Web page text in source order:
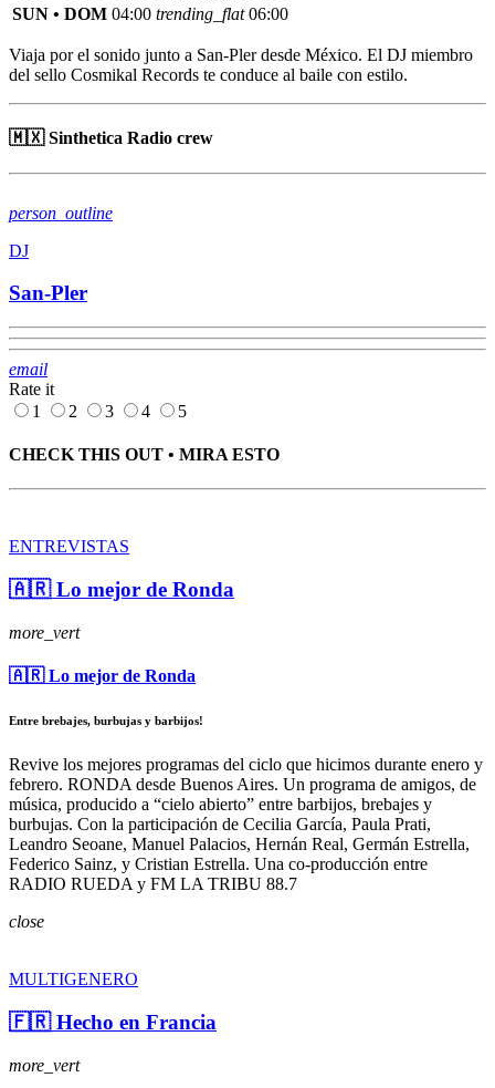
SUN • DOM 04:00 trending_flat 06:00
Viaja por el sonido junto a San-Pler desde México. El DJ miembro
del sello Cosmikal Records te conduce al baile con estilo.
🇲🇽 Sinthetica Radio crew
person_outline
DJ
San-Pler
email
Rate it
1
2 3 4 5
CHECK THIS OUT • MIRA ESTO
ENTREVISTAS
🇦🇷 Lo mejor de Ronda
more_vert
🇦🇷 Lo mejor de Ronda
Entre brebajes, burbujas y barbijos!
Revive los mejores programas del ciclo que hicimos durante enero y
febrero. RONDA desde Buenos Aires. Un programa de amigos, de
música, producido a “cielo abierto” entre barbijos, brebajes y
burbujas. Con la participación de Cecilia García, Paula Prati,
Leandro Seoane, Manuel Palacios, Hernán Real, Germán Estrella,
Federico Sainz, y Cristian Estrella. Una co-producción entre
RADIO RUEDA y FM LA TRIBU 88.7
close
MULTIGENERO
🇫🇷 Hecho en Francia
more_vert